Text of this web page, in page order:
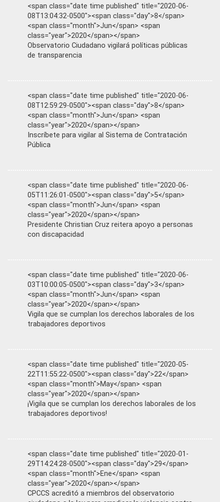
<span class="date time published" title="2020-06-
08T13:04:32-0500"><span class="day">8</span>
<span class="month">Jun</span> <span
class="year">2020</span></span>
Observatorio Ciudadano vigilará políticas públicas
de transparencia
<span class="date time published" title="2020-06-
08T12:59:29-0500"><span class="day">8</span>
<span class="month">Jun</span> <span
class="year">2020</span></span>
Inscríbete para vigilar al Sistema de Contratación
Pública
<span class="date time published" title="2020-06-
05T11:26:01-0500"><span class="day">5</span>
<span class="month">Jun</span> <span
class="year">2020</span></span>
Presidente Christian Cruz reitera apoyo a personas
con discapacidad
<span class="date time published" title="2020-06-
03T10:00:05-0500"><span class="day">3</span>
<span class="month">Jun</span> <span
class="year">2020</span></span>
Vigila que se cumplan los derechos laborales de los
trabajadores deportivos
<span class="date time published" title="2020-05-
22T11:55:22-0500"><span class="day">22</span>
<span class="month">May</span> <span
class="year">2020</span></span>
¡Vigila que se cumplan los derechos laborales de los
trabajadores deportivos!
<span class="date time published" title="2020-01-
29T14:24:28-0500"><span class="day">29</span>
<span class="month">Ene</span> <span
class="year">2020</span></span>
CPCCS acreditó a miembros del observatorio